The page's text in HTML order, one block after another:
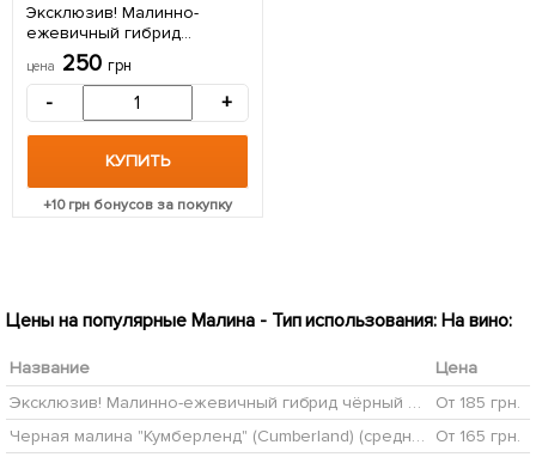
Эксклюзив! Малинно-
ежевичный гибрид
"Близнецы" (Twins)
(премиальный
ремонтантный сорт,
крупные ягоды)
(Корневище) 1 шт в
цена 250 грн
- +
КУПИТЬ
+10грн бонусов за покупку
Цены на популярные Малина - Тип использования: На вино:
Название
Цена
Эксклюзив! Малинно-ежевичный гибрид чёрный с глянцевым блеском "Роскошный блюз" (Luxury Blues) (премиальный крупноплодный сорт)
От 185 грн.
Черная малина "Кумберленд" (Cumberland) (среднего срока созревания)
От 165 грн.